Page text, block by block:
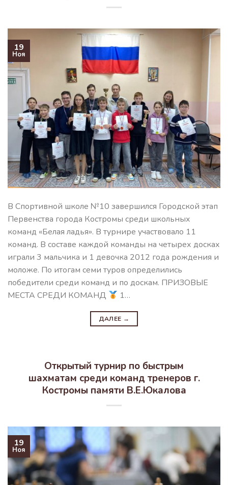
19
Ноя
В Спортивной школе №10 завершился Городской этап
Первенства города Костромы среди школьных
команд «Белая ладья». В турнире участвовало 11
команд. В составе каждой команды на четырех досках
играли 3 мальчика и 1 девочка 2012 года рождения и
моложе. По итогам семи туров определились
победители среди команд и по доскам. ПРИЗОВЫЕ
МЕСТА СРЕДИ КОМАНД
1…
ДАЛЕЕ →
Открытый турнир по быстрым
шахматам среди команд тренеров г.
Костромы памяти В.Е.Юкалова
19
Ноя